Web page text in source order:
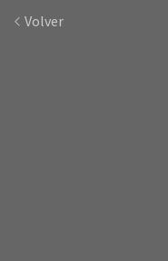
Volver